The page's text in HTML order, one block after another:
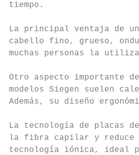
tiempo.
La principal ventaja de
cabello fino, grueso,
muchas personas la
Otro aspecto importante
modelos Siegen suelen
Además, su diseño
La tecnología de placas
la fibra capilar y reduce
tecnología iónica, ideal